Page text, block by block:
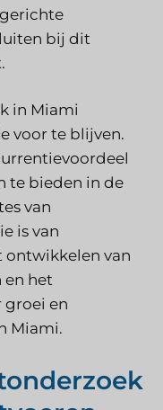
bij dit
in Miami
voor te blijven.
te bieden in de
van
is van
ontwikkelen van
en het
groei en
Miami.